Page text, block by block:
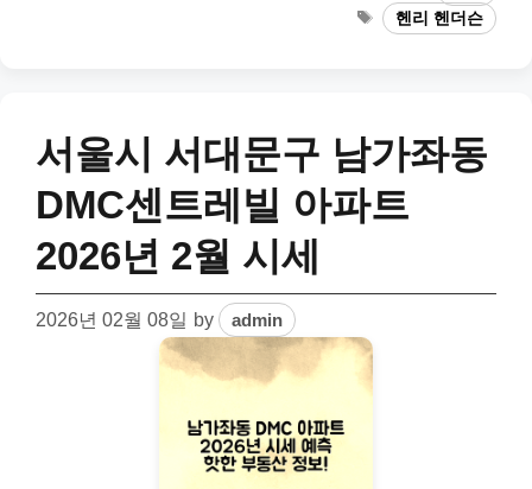
Tags헨리 헨더슨
서울시 서대문구 남가좌동
DMC센트레빌 아파트
2026년 2월 시세
2026년 02월 08일 by admin